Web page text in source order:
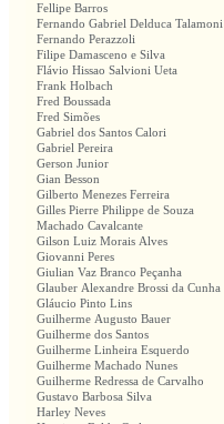
Fellipe Barros
Fernando Gabriel Delduca Talamoni
Fernando Perazzoli
Filipe Damasceno e Silva
Flávio Hissao Salvioni Ueta
Frank Holbach
Fred Boussada
Fred Simões
Gabriel dos Santos Calori
Gabriel Pereira
Gerson Junior
Gian Besson
Gilberto Menezes Ferreira
Gilles Pierre Philippe de Souza
Machado Cavalcante
Gilson Luiz Morais Alves
Giovanni Peres
Giulian Vaz Branco Peçanha
Glauber Alexandre Brossi da Cunha
Gláucio Pinto Lins
Guilherme Augusto Bauer
Guilherme dos Santos
Guilherme Linheira Esquerdo
Guilherme Machado Nunes
Guilherme Redressa de Carvalho
Gustavo Barbosa Silva
Harley Neves